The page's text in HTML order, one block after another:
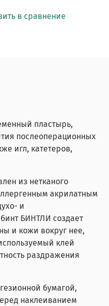
в сравнение
пластырь,
послеоперационных
игл, катетеров,
из нетканого
акрилатным
и
БИНТЛИ создает
и кожи вокруг нее,
клей
раздражения
бумагой,
наклеиванием